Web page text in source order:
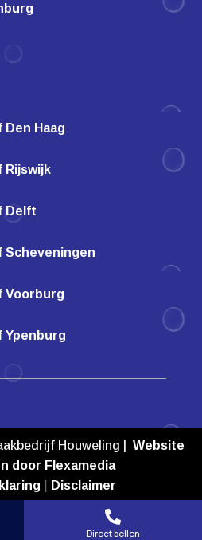
Haag
Rijswijk
Delft
Scheveningen
Voorburg
Ypenburg
Houweling | Website
door Flexamedia
Disclaimer

Direct bellen